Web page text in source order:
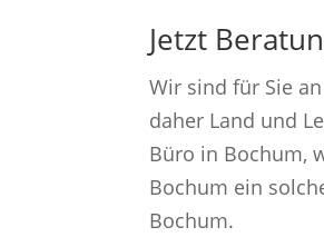
Jetzt
Wir sind für Sie
daher Land und
Büro in Bochum,
Bochum ein
Bochum.